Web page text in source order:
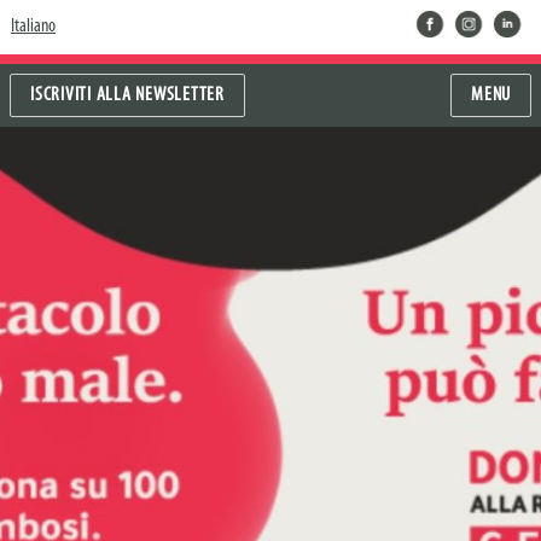
Italiano facebookinstragram
linkedin
ISCRIVITI ALLA NEWSLETTER MENU